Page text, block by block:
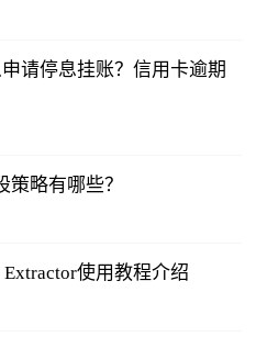
请停息挂账？信用卡逾期
略有哪些？
全球快看：​Extractor是什么 Extractor使用教程介绍